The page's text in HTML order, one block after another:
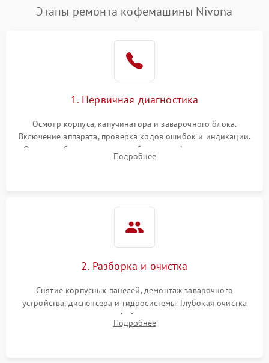
Постоянные сбои в работе 1500 ₽ Подробнее →
Этапы ремонта кофемашины Nivona
1. Первичная диагностика
Осмотр корпуса, капучинатора и заварочного блока.
Включение аппарата, проверка кодов ошибок и индикации.
Оценка работы помпы, термоблока и кофемолки на слух.
Измерение температуры и давления воды для выявления
Подробнее
2. Разборка и очистка
Снятие корпусных панелей, демонтаж заварочного
устройства, диспенсера и гидросистемы. Глубокая очистка
внутренних узлов от кофейных масел, жмыха и накипи.
Промывка дренажных каналов и фильтров с использованием
Подробнее